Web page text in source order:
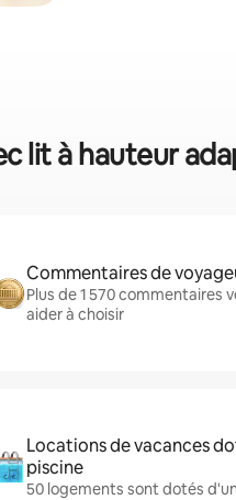
lit à hauteur
Commentaires de
Plus de 1 570 commentaires
aider à choisir
Locations de vacances
piscine
50 logements sont dotés